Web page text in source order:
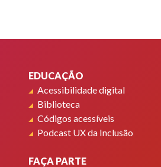
EDUCAÇÃO
Acessibilidade digital
Biblioteca
Códigos acessíveis
Podcast UX da Inclusão
FAÇA PARTE